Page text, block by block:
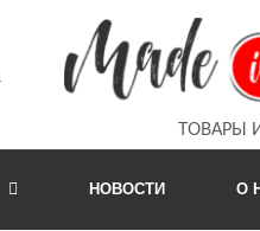
ТОВАРЫ
НОВОСТИ О